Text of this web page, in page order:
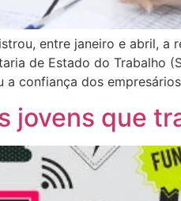
entre janeiro e abril,
de Estado do Trabalho
a confiança dos
jovens que